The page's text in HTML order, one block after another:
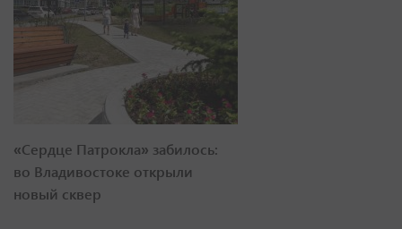
«Сердце Патрокла» забилось:
во Владивостоке открыли
новый сквер